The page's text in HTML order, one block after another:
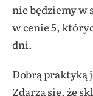
nie będziemy w
w cenie 5,
dni.
Dobrą praktyką
Zdarza się, że